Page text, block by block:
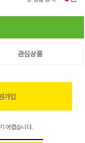
관심상품
가입
어렵습니다.